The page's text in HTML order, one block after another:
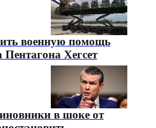
военную помощь
Хегсет
в шоке от